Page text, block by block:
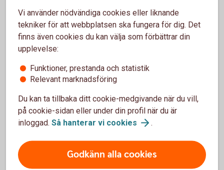
Behöver jag bli kund hos er för att kunna se
dokumenten?
Kan jag få min lönespecifikation till andra
utbetalningsdokumenten?
Hur får jag tag på digitala utbetalningsdokument
som är äldre än 18 månader?
Vi använder nödvändiga cookies eller liknande
tekniker för att webbplatsen ska fungera för dig. Det
finns även cookies du kan välja som förbättrar din
upplevelse:
Funktioner, prestanda och statistik
Relevant marknadsföring
Du kan ta tillbaka ditt cookie-medgivande när du vill,
på cookie-sidan eller under din profil när du är
inloggad. Så hanterar vi cookies .
Godkänn alla cookies